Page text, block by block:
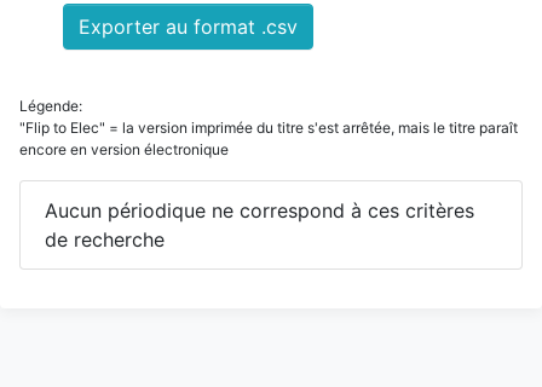
Exporter au format .csv
Légende:
"Flip to Elec" = la version imprimée du titre s'est arrêtée, mais le titre paraît
encore en version électronique
Aucun périodique ne correspond à ces critères
de recherche